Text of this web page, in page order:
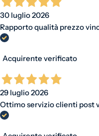
30 luglio 2026
Rapporto qualità prezzo
Acquirente verificato
29 luglio 2026
Ottimo servizio clienti post